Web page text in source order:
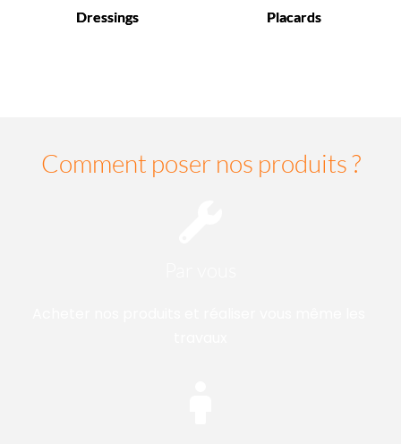
Dressings Placards
Comment poser nos produits ?